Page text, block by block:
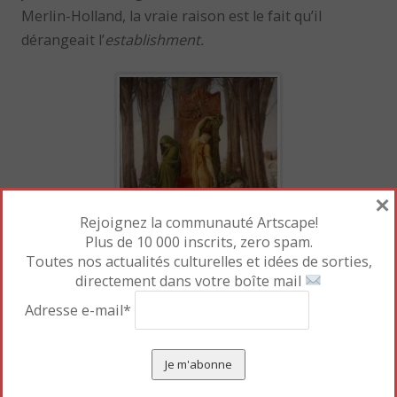
Merlin-Holland, la vraie raison est le fait qu’il
dérangeait l’establishment.
Peintures et écrits, photographies et lettres
personnelles, caricatures et éditions rares se mêlent
habilement dans cette exposition. Les petites
phrases de Wilde sont d’une étonnante modernité :
« Vivre est la chose la plus rare au monde. La plupart
Rejoignez la communauté Artscape!
Plus de 10 000 inscrits, zero spam.
Toutes nos actualités culturelles et idées de sorties,
directement dans votre boîte mail
Adresse e-mail*
×